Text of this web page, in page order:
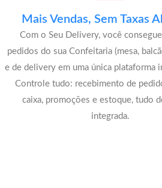
Mais Vendas, Sem Taxas
Com o Seu Delivery, você
pedidos do sua Confeitaria (mesa,
e de delivery em uma única plataforma
Controle tudo: recebimento de
caixa, promoções e estoque, tudo
integrada.